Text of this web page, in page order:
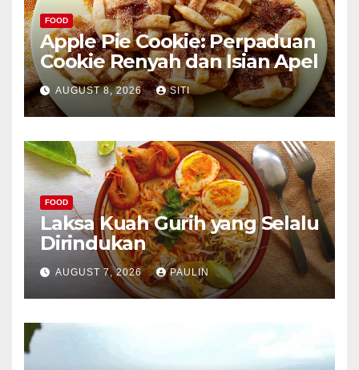
FOOD
Apple Pie Cookie: Perpaduan
Cookie Renyah dan Isian Apel
AUGUST 8, 2026 SITI
FOOD
Laksa Kuah Gurih yang Selalu
Dirindukan
AUGUST 7, 2026 PAULIN